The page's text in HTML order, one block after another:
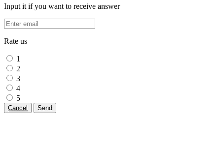
Input it if you want to receive answer
Rate us
1
2
3
4
5
Cancel Send